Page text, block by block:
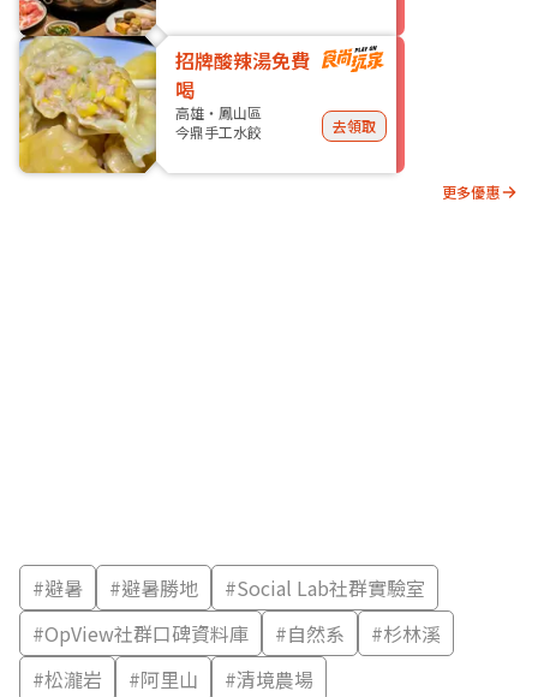
招牌酸辣湯免費
喝
高雄・鳳山區
今鼎手工水餃
去領取
更多優惠
#避暑 #避暑勝地 #Social Lab社群實驗室
#OpView社群口碑資料庫 #自然系 #杉林溪
#松瀧岩 #阿里山 #清境農場